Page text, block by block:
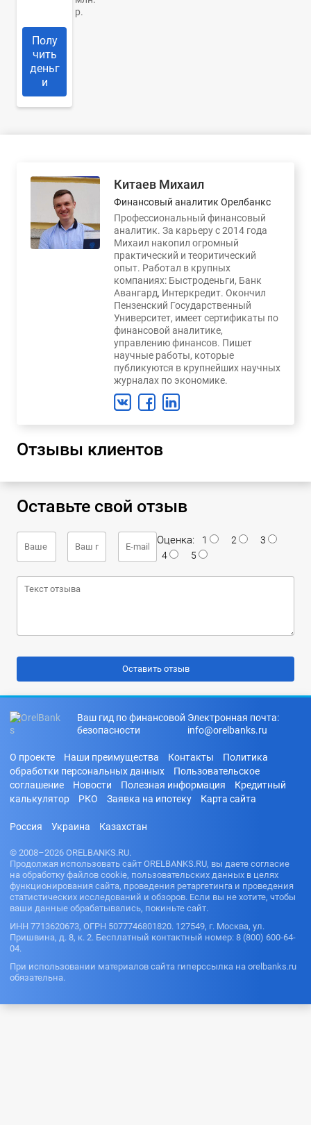
р.
Полу
чить
деньг
и
Китаев Михаил
Финансовый аналитик Орелбанкс
Профессиональный финансовый
аналитик. За карьеру с 2014 года
Михаил накопил огромный
практический и теоритический
опыт. Работал в крупных
компаниях: Быстроденьги, Банк
Авангард, Интеркредит. Окончил
Пензенский Государственный
Университет, имеет сертификаты по
финансовой аналитике,
управлению финансов. Пишет
научные работы, которые
публикуются в крупнейших научных
журналах по экономике.
Отзывы клиентов
Оставьте свой отзыв
Оценка: 1 2
3
4
5
Ваш гид по финансовой
безопасности
Электронная почта:
info@orelbanks.ru
О проекте Наши преимущества Контакты
Политика
обработки персональных данных
Пользовательское
соглашение
Новости Полезная информация
Кредитный
калькулятор
РКО Заявка на ипотеку Карта сайта
Россия Украина Казахстан
© 2008–2026 ORELBANKS.RU.
Продолжая использовать сайт ORELBANKS.RU, вы даете согласие
на обработку файлов cookie, пользовательских данных в целях
функционирования сайта, проведения ретаргетинга и проведения
статистических исследований и обзоров. Если вы не хотите, чтобы
ваши данные обрабатывались, покиньте сайт.
ИНН 7713620673, ОГРН 5077746801820. 127549, г. Москва, ул.
Пришвина, д. 8, к. 2. Бесплатный контактный номер: 8 (800) 600-64-
04.
При использовании материалов сайта гиперссылка на orelbanks.ru
обязательна.